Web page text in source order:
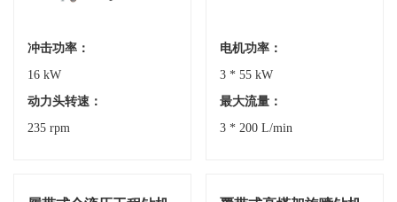
冲击功率：
16 kW
动力头转速：
235 rpm
电机功率：
3 * 55 kW
最大流量：
3 * 200 L/min